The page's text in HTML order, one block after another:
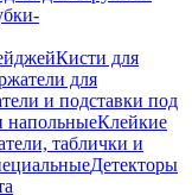
Кисти для
для
и подставки под
напольныеКлейкие
таблички и
Детекторы